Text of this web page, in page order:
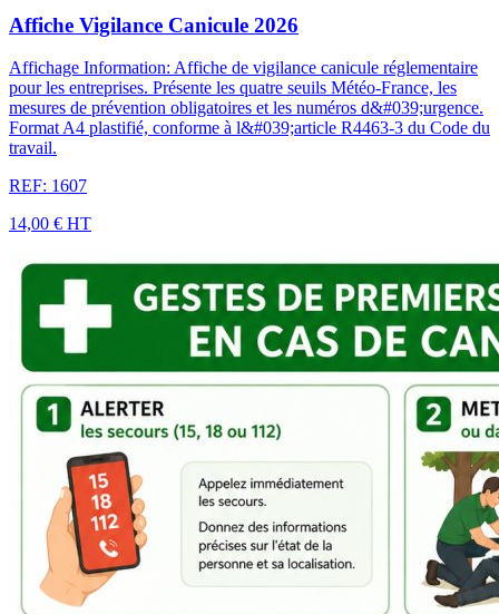
Affiche Vigilance Canicule 2026
Affichage Information: Affiche de vigilance canicule réglementaire
pour les entreprises. Présente les quatre seuils Météo-France, les
mesures de prévention obligatoires et les numéros d&#039;urgence.
Format A4 plastifié, conforme à l&#039;article R4463-3 du Code du
travail.
REF: 1607
14,00 € HT